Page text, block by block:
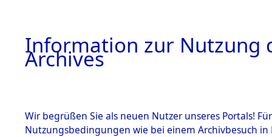
Information zur Nutzung
Archives
Wir begrüßen Sie als neuen Nutzer unseres Portals!
Nutzungsbedingungen wie bei einem Archivbesuch